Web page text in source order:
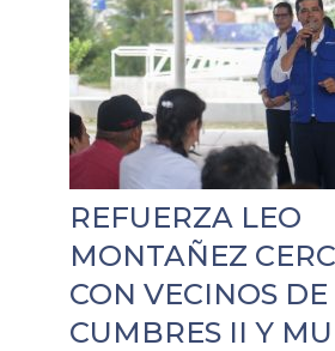
REFUERZA LEO
MONTAÑEZ
CON VECINOS
CUMBRES II Y